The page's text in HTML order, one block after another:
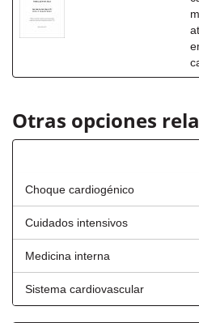
Otras opciones
Choque cardiogénico
Cuidados intensivos
Medicina interna
Sistema cardiovascular